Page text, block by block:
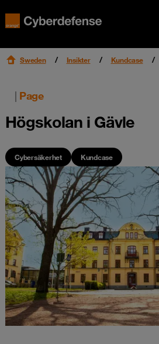
Sweden Insikter Kundcase
| Page
Högskolan i Gävle
Cybersäkerhet Kundcase